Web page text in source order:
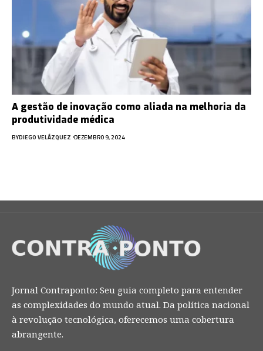
A gestão de inovação como aliada na melhoria da
produtividade médica
BYDIEGO VELÁZQUEZ DEZEMBRO 9, 2024
Jornal Contraponto: Seu guia completo para entender
as complexidades do mundo atual. Da política nacional
à revolução tecnológica, oferecemos uma cobertura
abrangente.